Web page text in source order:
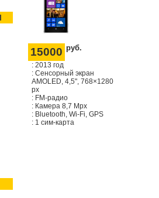
15000 руб.
: 2013 год
: Сенсорный экран
AMOLED, 4,5", 768×1280
px
: FM-радио
: Камера 8,7 Mpx
: Bluetooth, Wi-Fi, GPS
: 1 сим-карта